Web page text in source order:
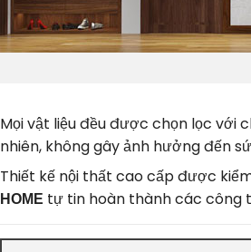
Mọi vật liệu đều được chọn lọc với
nhiên, không gây ảnh hưởng đến
Thiết kế nội thất cao cấp được
HOME tự tin hoàn thành các công